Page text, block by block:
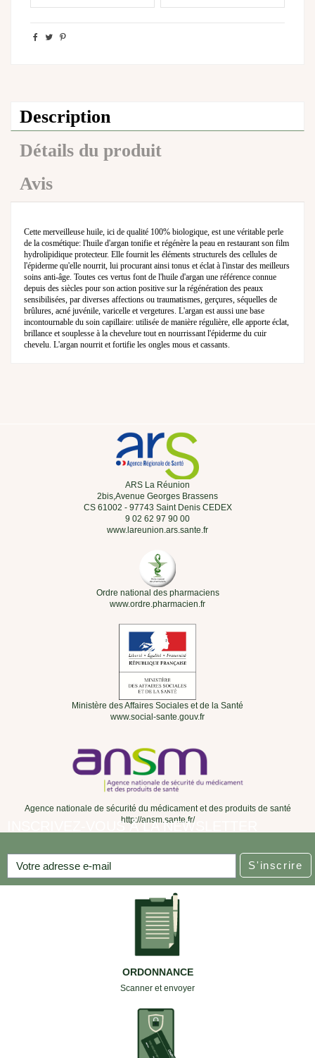
Description
Détails du produit
Avis
Cette merveilleuse huile, ici de qualité 100% biologique, est une véritable perle
de la cosmétique: l'huile d'argan tonifie et régénère la peau en restaurant son film
hydrolipidique protecteur. Elle fournit les éléments structurels des cellules de
l'épiderme qu'elle nourrit, lui procurant ainsi tonus et éclat à l'instar des meilleurs
soins anti-âge. Toutes ces vertus font de l'huile d'argan une référence connue
depuis des siècles pour son action positive sur la régénération des peaux
sensibilisées, par diverses affections ou traumatismes, gerçures, séquelles de
brûlures, acné juvénile, varicelle et vergetures. L'argan est aussi une base
incontournable du soin capillaire: utilisée de manière régulière, elle apporte éclat,
brillance et souplesse à la chevelure tout en nourrissant l'épiderme du cuir
chevelu. L'argan nourrit et fortifie les ongles mous et cassants.
ARS La Réunion
2bis,Avenue Georges Brassens
CS 61002 - 97743 Saint Denis CEDEX
9 02 62 97 90 00
www.lareunion.ars.sante.fr
Ordre national des pharmaciens
www.ordre.pharmacien.fr
Ministère des Affaires Sociales et de la Santé
www.social-sante.gouv.fr
Agence nationale de sécurité du médicament et des produits de santé
http://ansm.sante.fr/
INSCRIVEZ-VOUS À LA NEWSLETTER
S'inscrire
ORDONNANCE
Scanner et envoyer